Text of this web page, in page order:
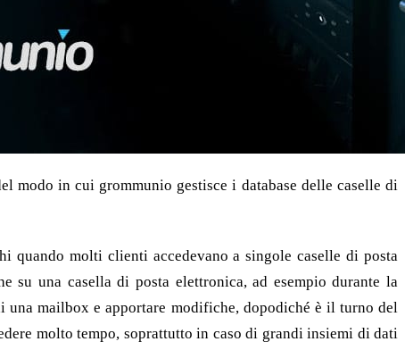
modo in cui grommunio gestisce i database delle caselle di
quando molti clienti accedevano a singole caselle di posta
su una casella di posta elettronica, ad esempio durante la
mailbox e apportare modifiche, dopodiché è il turno del
molto tempo, soprattutto in caso di grandi insiemi di dati